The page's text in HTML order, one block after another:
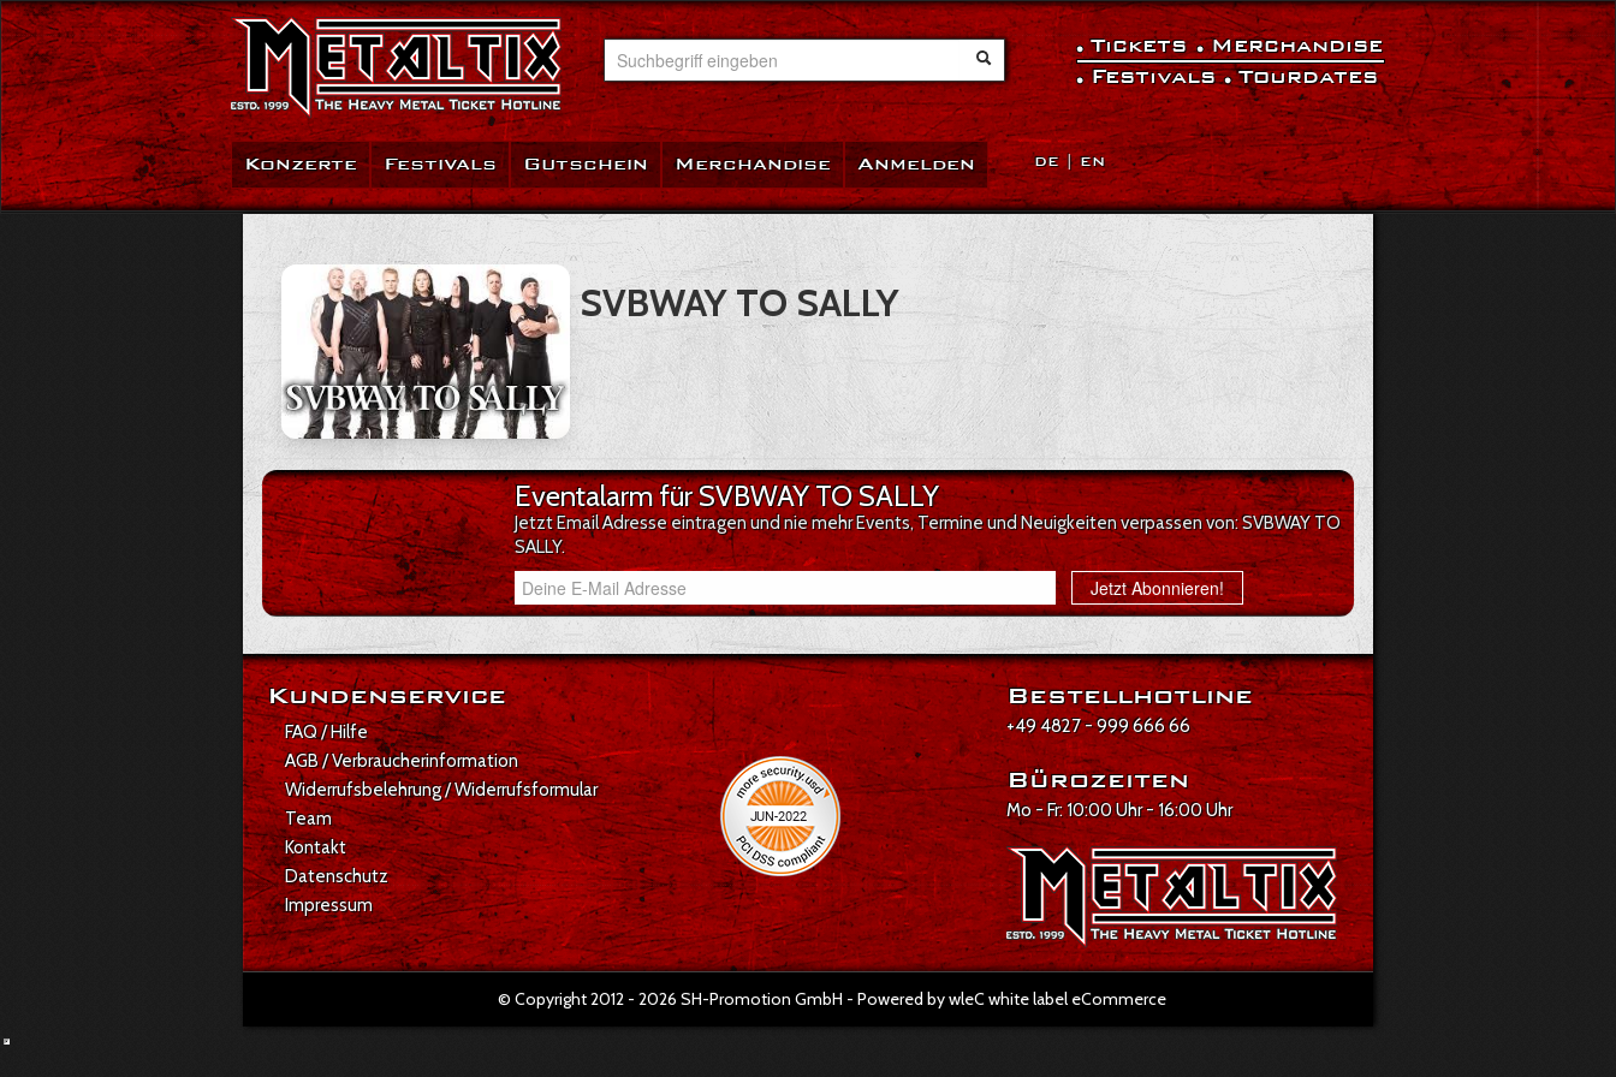
Suchbegriff eingeben
Konzerte Festivals Gutschein Merchandise DE|EN
Anmelden
Tickets Merchandise
Festivals
Tourdates
SVBWAY TO SALLY
Eventalarm für SVBWAY TO SALLY
Jetzt Email Adresse eintragen und nie mehr Events, Termine und Neuigkeiten verpassen von: SVBWAY TO
SALLY.
Deine E-Mail Adresse
Jetzt Abonnieren!
Kundenservice
FAQ / Hilfe
AGB / Verbraucherinformation
Widerrufsbelehrung / Widerrufsformular
Team
Kontakt
Datenschutz
Impressum
Bestellhotline
+49 4827 - 999 666 66
Bürozeiten
Mo - Fr: 10:00 Uhr - 16:00 Uhr
© Copyright 2012 - 2026 SH-Promotion GmbH - Powered by wleC white label eCommerce